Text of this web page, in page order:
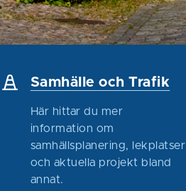
Samhälle och Trafik
Här hittar du mer
information om
samhällsplanering, lekplatser
och aktuella projekt bland
annat.